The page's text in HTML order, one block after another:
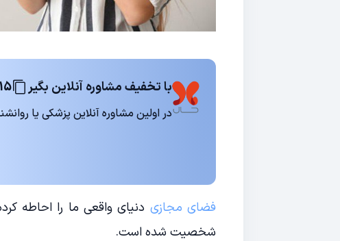
با تخفیف مشاوره آنلاین بگیر
در اولین مشاوره آنلاین پزشکی یا روانشناسی 15 درصد
فضای مجازی دنیای واقعی ما را احاطه
شخصیت شده است.